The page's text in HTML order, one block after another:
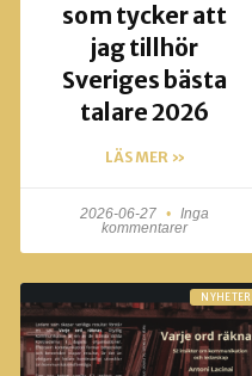
som tycker att
jag tillhör
Sveriges bästa
talare 2026
LÄS MER »
2026-06-27
Inga
kommentarer
NYHETER